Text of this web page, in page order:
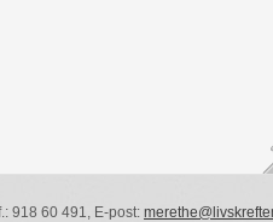
918 60 491, E-post: